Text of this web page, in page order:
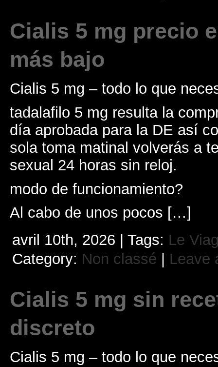
Cialis 5 mg precio
más bajo
Cialis 5 mg – todo lo que
tadalafilo 5 mg resulta la
día aprobada para la DE así
sola toma matinal volverás a
sexual 24 horas sin reloj.
modo de funcionamiento?
Al cabo de unos pocos […]
avril 10th, 2026 | Tags: Le
Category: Non classé Leave
Cialis 5 mg sin
discreto
Cialis 5 mg – todo lo que